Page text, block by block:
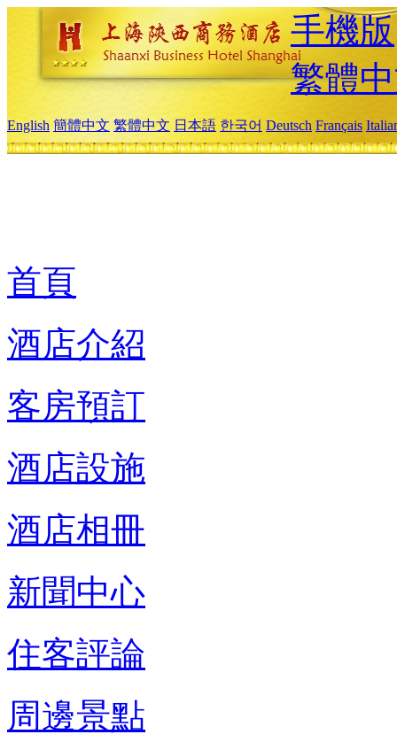
手機版
繁體
English 簡體中文 繁體中文 日本語 한국어 Deutsch Français
首頁
酒店介紹
客房預訂
酒店設施
酒店相冊
新聞中心
住客評論
周邊景點